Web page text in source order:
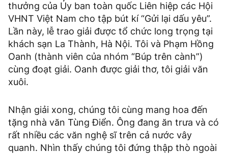
thưởng của Ủy ban toàn quốc Liên hiệp các Hội
VHNT Việt Nam cho tập bút kí “Gửi lại dấu yêu”.
Lần này, lễ trao giải được tổ chức long trọng tại
khách sạn La Thành, Hà Nội. Tôi và Phạm Hồng
Oanh (thành viên của nhóm “Búp trên cành”)
cùng đoạt giải. Oanh được giải thơ, tôi giải văn
xuôi.
Nhận giải xong, chúng tôi cùng mang hoa đến
tặng nhà văn Tùng Điển. Ông đang ăn trưa và có
rất nhiều các văn nghệ sĩ trên cả nước vây
quanh. Nhìn thấy chúng tôi đứng thập thò ngoài